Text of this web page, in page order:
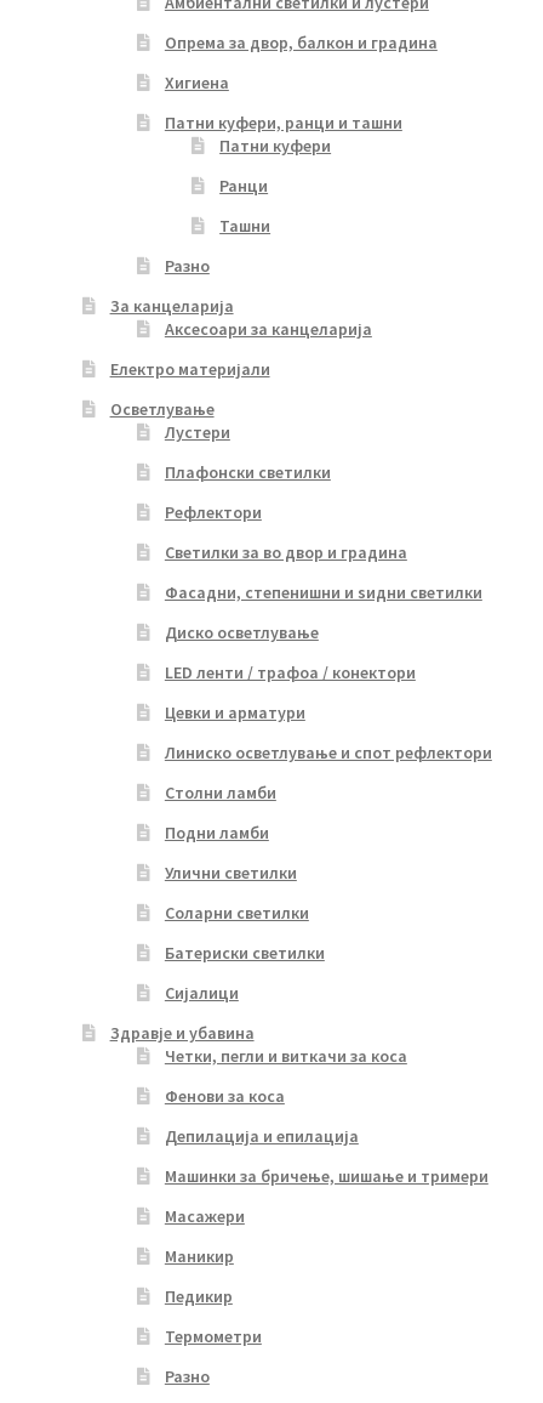
Опрема за двор, балкон и градина
Хигиена
Патни куфери, ранци и ташни
Патни куфери
Ранци
Ташни
Разно
За канцеларија
Аксесоари за канцеларија
Електро материјали
Осветлување
Лустери
Плафонски светилки
Рефлектори
Светилки за во двор и градина
Фасадни, степенишни и ѕидни светилки
Диско осветлување
LED ленти / трафоа / конектори
Цевки и арматури
Линиско осветлување и спот рефлектори
Столни ламби
Подни ламби
Улични светилки
Соларни светилки
Батериски светилки
Сијалици
Здравје и убавина
Четки, пегли и виткачи за коса
Фенови за коса
Депилација и епилација
Машинки за бричење, шишање и тримери
Масажери
Маникир
Педикир
Термометри
Разно